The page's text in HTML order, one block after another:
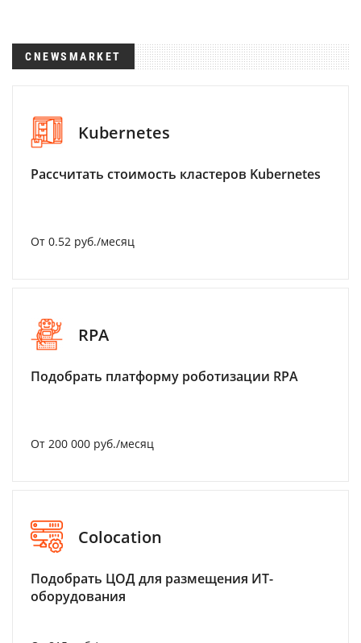
CNEWSMARKET
Kubernetes
Рассчитать стоимость кластеров Kubernetes
От 0.52 руб./месяц
RPA
Подобрать платформу роботизации RPA
От 200 000 руб./месяц
Colocation
Подобрать ЦОД для размещения ИТ-
оборудования